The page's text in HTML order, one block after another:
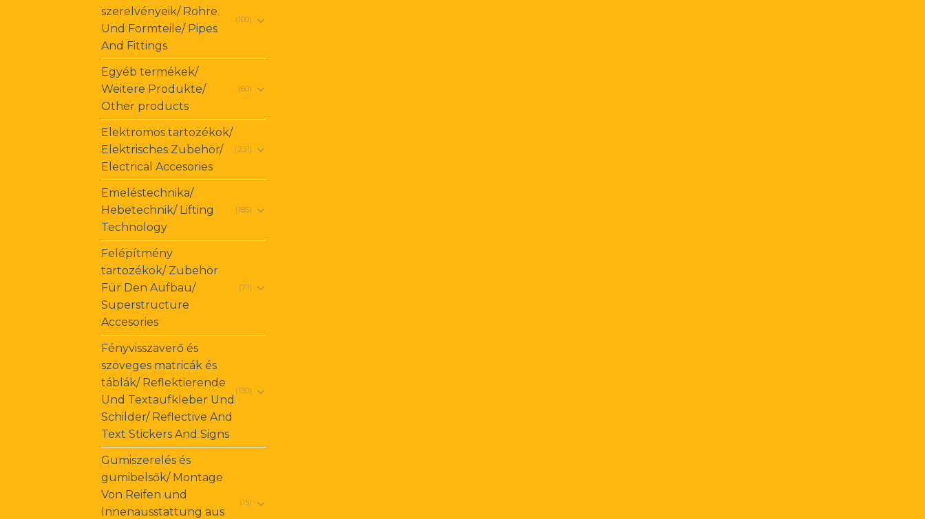
szerelvényeik/ Rohre
Und Formteile/ Pipes
And Fittings
(100)
Egyéb termékek/
Weitere Produkte/
Other products
(60)
Elektromos tartozékok/
Elektrisches Zubehör/
Electrical Accesories
(231)
Emeléstechnika/
Hebetechnik/ Lifting
Technology
(185)
Felépítmény
tartozékok/ Zubehör
Für Den Aufbau/
Superstructure
Accesories
(71)
Fényvisszaverő és
szöveges matricák és
táblák/ Reflektierende
Und Textaufkleber Und
Schilder/ Reflective And
Text Stickers And Signs
(130)
Gumiszerelés és
gumibelsők/ Montage
Von Reifen und
Innenausstattung aus
(15)